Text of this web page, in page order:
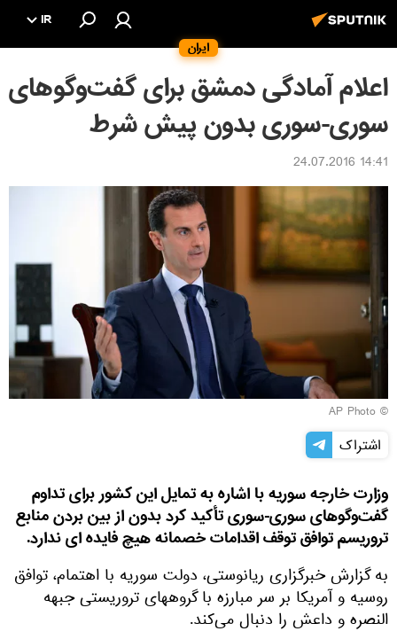
ایران
IR
اعلام آمادگی دمشق برای گفت‌وگوهای
سوری-سوری بدون پیش شرط
14:41 24.07.2016
© AP Photo
اشتراک
وزارت خارجه سوریه با اشاره به تمایل این کشور برای تداوم
گفت‌وگوهای سوری-سوری تأکید کرد بدون از بین بردن منابع
تروریسم توافق توقف اقدامات خصمانه هیچ فایده ای ندارد.
به گزارش خبرگزاری ریانوستی، دولت سوریه با اهتمام، توافق
روسیه و آمریکا بر سر مبارزه با گروههای تروریستی جبهه
النصره و داعش را دنبال می‌کند.